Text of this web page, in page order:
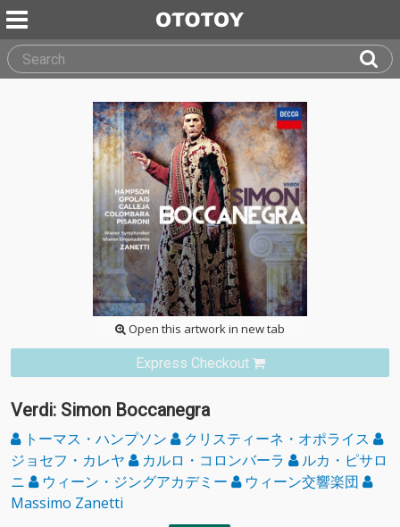
Open this artwork in new tab
Express Checkout
Verdi: Simon Boccanegra
トーマス・ハンプソン
クリスティーネ・オポライス
ジョセフ・カレヤ
カルロ・コロンバーラ
ルカ・ピサロ
ニ
ウィーン・ジングアカデミー
ウィーン交響楽団
Massimo Zanetti